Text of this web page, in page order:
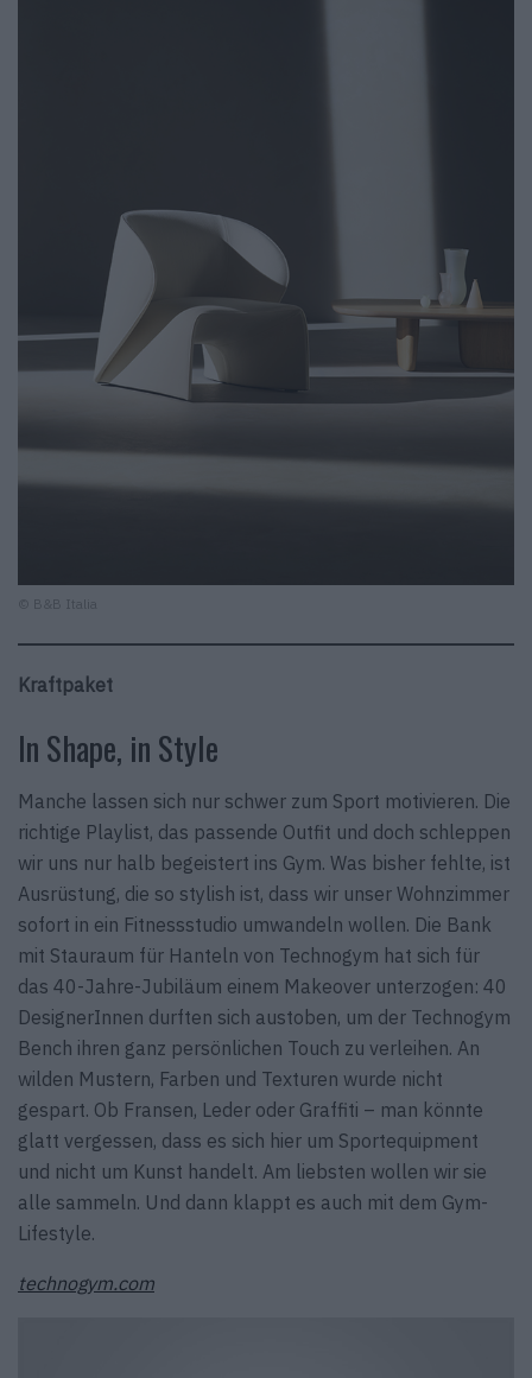
© B&B Italia
Kraftpaket
In Shape, in Style
Manche lassen sich nur schwer zum Sport motivieren. Die
richtige Playlist, das passende Outfit und doch schleppen
wir uns nur halb begeistert ins Gym. Was bisher fehlte, ist
Ausrüstung, die so stylish ist, dass wir unser Wohnzimmer
sofort in ein Fitnessstudio umwandeln wollen. Die Bank
mit Stauraum für Hanteln von Technogym hat sich für
das 40-Jahre-Jubiläum einem Makeover unterzogen: 40
DesignerInnen durften sich austoben, um der Technogym
Bench ihren ganz persönlichen Touch zu verleihen. An
wilden Mustern, Farben und Texturen wurde nicht
gespart. Ob Fransen, Leder oder Graffiti – man könnte
glatt vergessen, dass es sich hier um Sportequipment
und nicht um Kunst handelt. Am liebsten wollen wir sie
alle sammeln. Und dann klappt es auch mit dem Gym-
Lifestyle.
technogym.com